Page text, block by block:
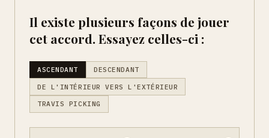
Il existe plusieurs façons de jouer
cet accord. Essayez celles-ci :
ASCENDANT DESCENDANT
DE L'INTÉRIEUR VERS L'EXTÉRIEUR
TRAVIS PICKING